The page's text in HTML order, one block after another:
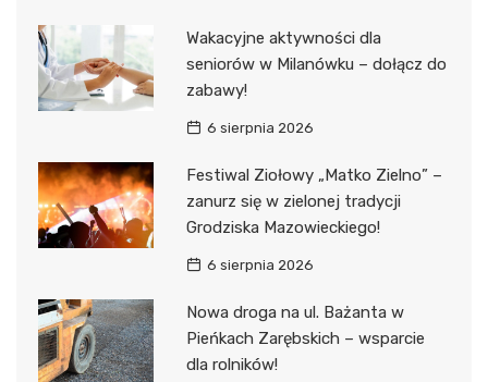
Wakacyjne aktywności dla
seniorów w Milanówku – dołącz do
zabawy!
6 sierpnia 2026
Festiwal Ziołowy „Matko Zielno” –
zanurz się w zielonej tradycji
Grodziska Mazowieckiego!
6 sierpnia 2026
Nowa droga na ul. Bażanta w
Pieńkach Zarębskich – wsparcie
dla rolników!